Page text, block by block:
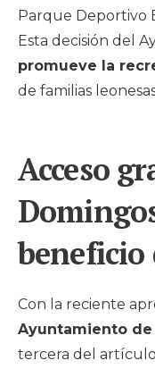
Parque Deportivo
Esta decisión del
promueve la
de familias
Acceso
beneficio
Con la reciente
Ayuntamiento de
tercera del artículo